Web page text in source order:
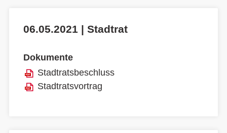
06.05.2021 | Stadtrat
Dokumente
Stadtratsbeschluss
Stadtratsvortrag